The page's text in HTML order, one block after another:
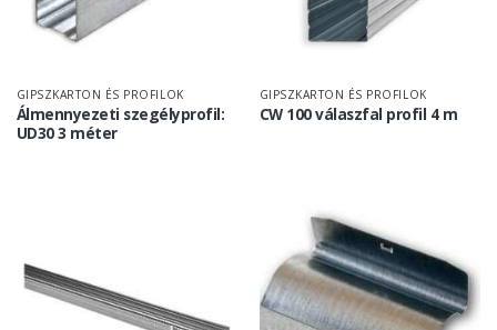
GIPSZKARTON ÉS PROFILOK
Álmennyezeti szegélyprofil:
UD30 3 méter
GIPSZKARTON ÉS PROFILOK
CW 100 válaszfal profil 4 m